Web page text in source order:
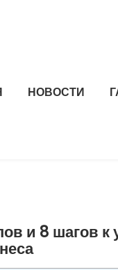
НОВОСТИ
и 8 шагов к